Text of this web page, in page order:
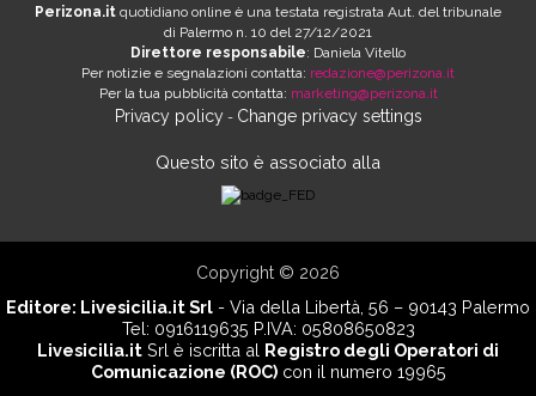
Perizona.it quotidiano online è una testata registrata Aut. del tribunale
di Palermo n. 10 del 27/12/2021
Direttore responsabile: Daniela Vitello
Per notizie e segnalazioni contatta: redazione@perizona.it
Per la tua pubblicità contatta: marketing@perizona.it
Privacy policy- Change privacy settings
Questo sito è associato alla
Copyright © 2026
Editore: Livesicilia.it Srl - Via della Libertà, 56 – 90143 Palermo
Tel: 0916119635 P.IVA: 05808650823
Livesicilia.it Srl è iscritta al Registro degli Operatori di
Comunicazione (ROC)con il numero 19965